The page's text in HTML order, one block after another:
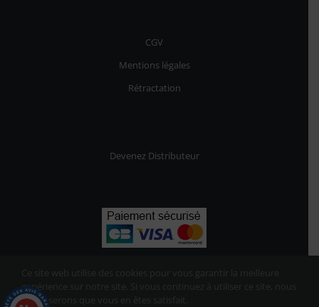
CGV
Mentions légales
Rétractation
Devenez Distributeur
Ce site web utilise des cookies pour vous garantir la meilleure
expérience sur notre site. Si vous continuez à utiliser ce site, nous
supposerons que vous en êtes satisfait.